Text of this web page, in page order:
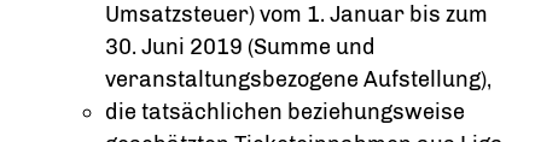
Umsatzsteuer) vom 1. Januar bis zum
30. Juni 2019 (Summe und
veranstaltungsbezogene Aufstellung),
die tatsächlichen beziehungsweise